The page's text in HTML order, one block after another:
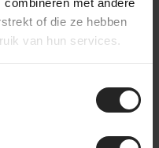
met andere
of die ze hebben
van hun services.